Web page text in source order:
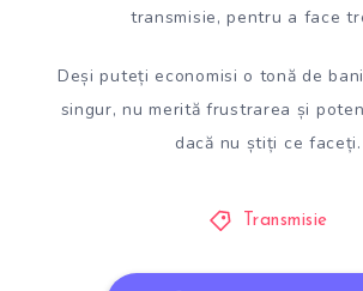
transmisie, pentru a face
Deși puteți economisi o tonă de
singur, nu merită frustrarea și
dacă nu știți ce faceți.
Transmisie